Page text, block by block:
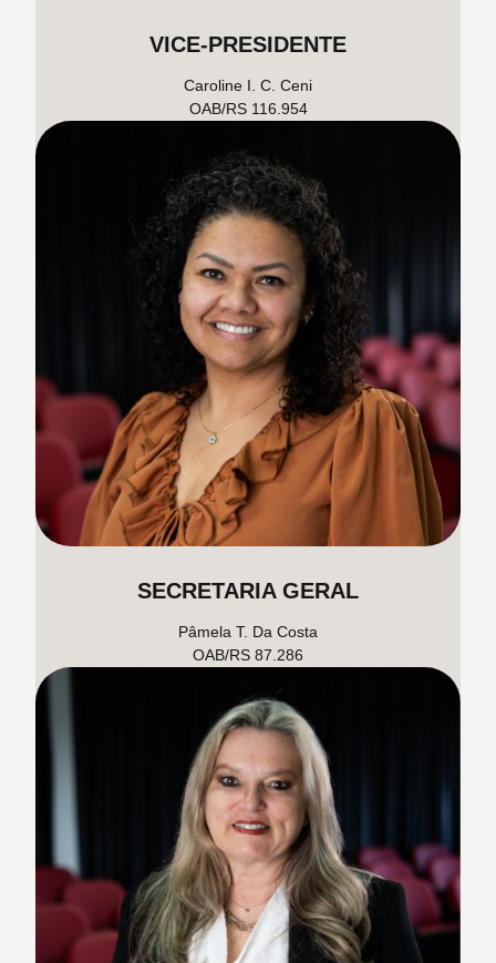
VICE-PRESIDENTE
Caroline I. C. Ceni
OAB/RS 116.954
SECRETARIA GERAL
Pâmela T. Da Costa
OAB/RS 87.286